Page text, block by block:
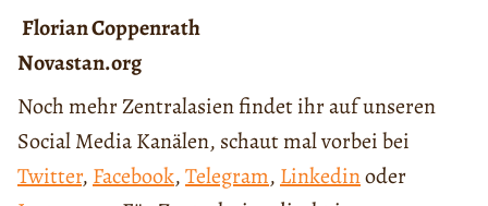
Florian Coppenrath
Novastan.org
Noch mehr Zentralasien findet ihr auf unseren
Social Media Kanälen, schaut mal vorbei bei
Twitter, Facebook,Telegram, Linkedinoder